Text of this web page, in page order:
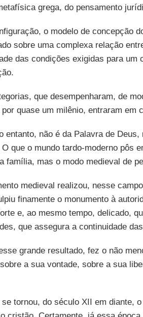
grega, do pensamento
o modelo de concepção
sobre uma complexa relação
das condições exigidas para um
que desempenharam, de
por quase um milênio, entraram em
entanto, não é da Palavra de
que o mundo tardo-moderno pôs
família, mas o modo medieval de
medieval realizou, nesse
finamente o monumento à
e, ao mesmo tempo, delicado,
que assegura a continuidade
grande resultado, fez o não
a sua vontade, sobre a sua
se tornou, do século XII em diante,